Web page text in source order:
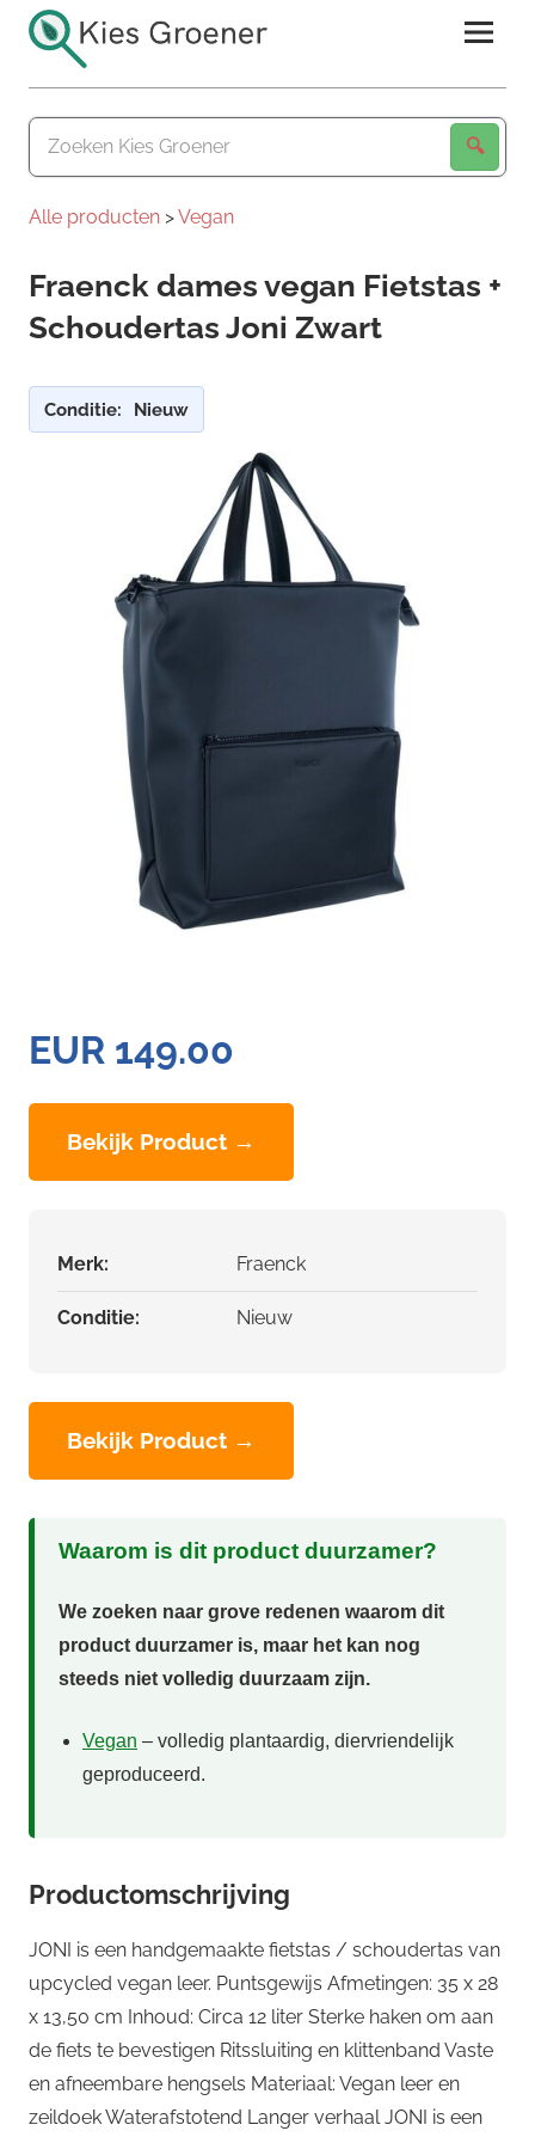
naar
inhoudKies
Groener
Alle producten >Vegan
Fraenck dames vegan Fietstas +
Schoudertas Joni Zwart
Conditie: Nieuw
EUR 149.00
Bekijk Product →
Merk: Fraenck
Conditie: Nieuw
Bekijk Product →
Waarom is dit product duurzamer?
We zoeken naar grove redenen waarom dit
product duurzamer is, maar het kan nog
steeds niet volledig duurzaam zijn.
Vegan – volledig plantaardig, diervriendelijk
geproduceerd.
Productomschrijving
JONI is een handgemaakte fietstas / schoudertas van
upcycled vegan leer. Puntsgewijs Afmetingen: 35 x 28
x 13,50 cm Inhoud: Circa 12 liter Sterke haken om aan
de fiets te bevestigen Ritssluiting en klittenband Vaste
en afneembare hengsels Materiaal: Vegan leer en
zeildoek Waterafstotend Langer verhaal JONI is een